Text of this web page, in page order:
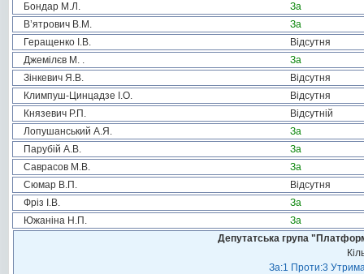
Бондар М.Л.
За
В’ятрович В.М.
За
Геращенко І.В.
Відсутня
Джемілєв М. .
За
Зінкевич Я.В.
Відсутня
Климпуш-Цинцадзе І.О.
Відсутня
Князевич Р.П.
Відсутній
Лопушанський А.Я.
За
Парубій А.В.
За
Саврасов М.В.
За
Сюмар В.П.
Відсутня
Фріз І.В.
За
Южаніна Н.П.
За
Депутатська група
За:1 Проти:3